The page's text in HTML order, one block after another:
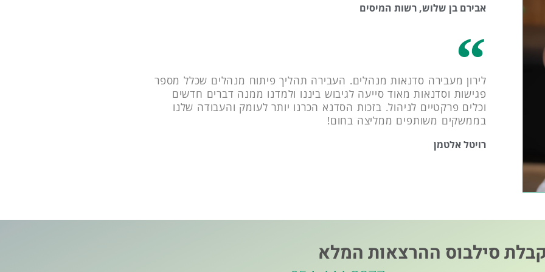
אבירם בן שלוש, רשות המיסים
לירון מעבירה סדנאות מנהלים. העבירה תהליך פיתוח מנהלים שכלל מספר
פגישות וסדנאות מאוד סייעה לגיבוש ביננו ולמדנו ממנה דברים חדשים
וכלים פרקטיים לניהול. בזכות הסדנא הכרנו יותר לעומק והעבודה שלנו
בממשקים משותפים ממליצה בחום!
רויטל אלטמן
סילבוס ההרצאות המלא